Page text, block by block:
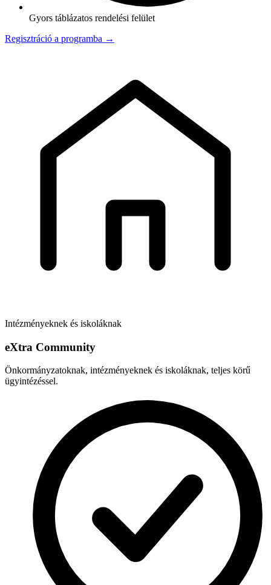
Gyors táblázatos rendelési felület
Regisztráció a programba →
Intézményeknek és iskoláknak
eXtra Community
Önkormányzatoknak, intézményeknek és iskoláknak, teljes körű
ügyintézéssel.